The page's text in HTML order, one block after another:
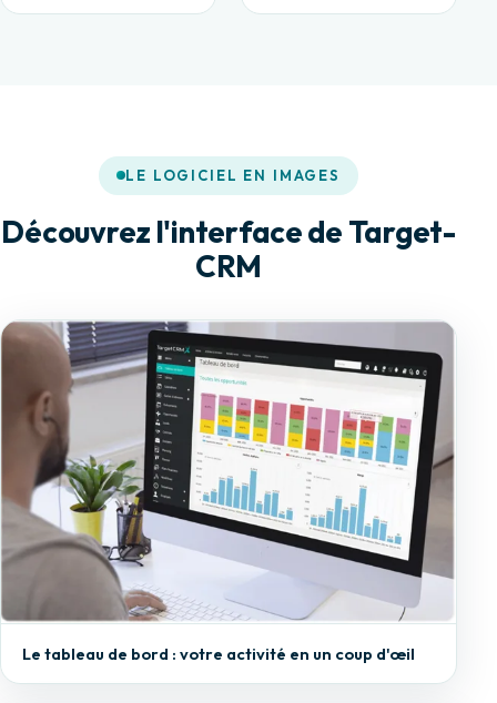
LE LOGICIEL EN IMAGES
Découvrez l'interface de Target-
CRM
Le tableau de bord : votre activité en un coup d'œil